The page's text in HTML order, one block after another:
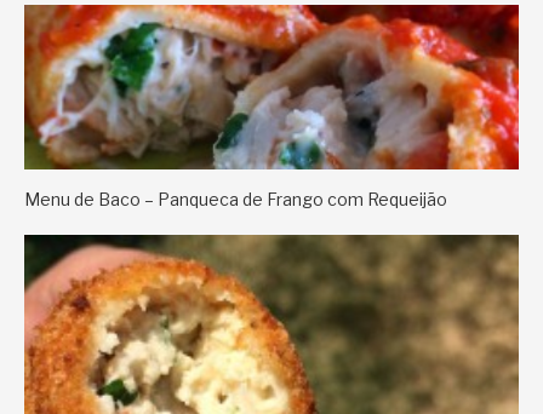
Menu de Baco – Panqueca de Frango com Requeijão